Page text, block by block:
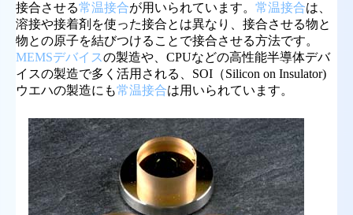
接合させる常温接合が用いられています。 常温接合は、
溶接や接着剤を使った接合とは異なり、接合させる物と
物との原子を結びつけることで接合させる方法です。
MEMSデバイスの製造や、CPUなどの高性能半導体デバ
イスの製造で多く活用される、SOI（Silicon on Insulator)
ウエハの製造にも常温接合は用いられています。